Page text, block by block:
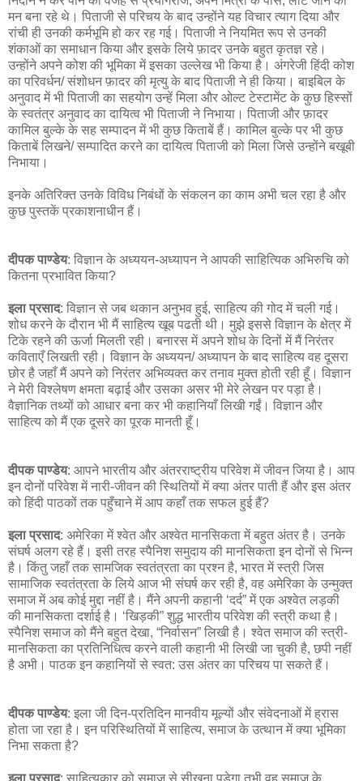
मन बना रहे थे। पिताजी से परिचय के बाद उन्होंने यह विचार त्याग दिया और
रांची ही उनकी कर्मभूमि हो कर रह गई। पिताजी ने नियमित रूप से उनकी
शंकाओं का समाधान किया और इसके लिये फ़ादर उनके बहुत कृतज्ञ रहे।
उन्होंने अपने कोश की भूमिका में इसका उल्लेख भी किया है। अंगरेजी हिंदी कोश
का परिवर्धन/ संशोधन फ़ादर की मृत्यु के बाद पिताजी ने ही किया। बाइबिल के
अनुवाद में भी पिताजी का सहयोग उन्हें मिला और ओल्ट टेस्टामेंट के कुछ हिस्सों
के स्वतंत्र अनुवाद का दायित्व भी पिताजी ने निभाया। पिताजी और फ़ादर
कामिल बुल्के के सह सम्पादन में भी कुछ किताबें हैं। कामिल बुल्के पर भी कुछ
किताबें लिखने/ सम्पादित करने का दायित्व पिताजी को मिला जिसे उन्होंने बखूबी
निभाया।
इनके अतिरिक्त उनके विविध निबंधों के संकलन का काम अभी चल रहा है और
कुछ पुस्तकें प्रकाशनाधीन हैं।
दीपक पाण्डेय: विज्ञान के अध्ययन-अध्यापन ने आपकी साहित्यिक अभिरुचि को
कितना प्रभावित किया?
इला प्रसाद: विज्ञान से जब थकान अनुभव हुई, साहित्य की गोद में चली गई।
शोध करने के दौरान भी मैं साहित्य खूब पढती थी। मुझे इससे विज्ञान के क्षेत्र में
टिके रहने की ऊर्जा मिलती रही। बनारस में अपने शोध के दिनों में मैं निरंतर
कविताएँ लिखती रही। विज्ञान के अध्ययन/ अध्यापन के बाद साहित्य वह दूसरा
छोर है जहाँ मैं अपने को निरंतर अभिव्यक्त कर तनाव मुक्त होती रही हूँ। विज्ञान
ने मेरी विश्लेषण क्षमता बढ़ाई और उसका असर भी मेरे लेखन पर पड़ा है।
वैज्ञानिक तथ्यों को आधार बना कर भी कहानियाँ लिखी गईं। विज्ञान और
साहित्य को मैं एक दूसरे का पूरक मानती हूँ।
दीपक पाण्डेय: आपने भारतीय और अंतरराष्ट्रीय परिवेश में जीवन जिया है। आप
इन दोनों परिवेश में नारी-जीवन की स्थितियों में क्या अंतर पाती हैं और इस अंतर
को हिंदी पाठकों तक पहुँचाने में आप कहाँ तक सफल हुई हैं?
इला प्रसाद: अमेरिका में श्वेत और अश्वेत मानसिकता में बहुत अंतर है। उनके
संघर्ष अलग रहे हैं। इसी तरह स्पैनिश समुदाय की मानसिकता इन दोनों से भिन्न
है। किंतु जहाँ तक सामजिक स्वतंत्रता का प्रश्न है, भारत में स्त्री जिस
सामाजिक स्वतंत्रता के लिये आज भी संघर्ष कर रही है, वह अमेरिका के उन्मुक्त
समाज में अब कोई मुद्दा नहीं है। मैंने अपनी कहानी ‘दर्द” में एक अश्वेत लड़की
की मानसिकता दर्शाई है। ‘खिड़की” शुद्ध भारतीय परिवेश की स्त्री कथा है।
स्पैनिश समाज को मैंने बहुत देखा, “निर्वासन” लिखी है। श्वेत समाज की स्त्री-
मानसिकता का प्रतिनिधित्व करने वाली कहानी भी लिखी जा चुकी है, छपी नहीं
है अभी। पाठक इन कहानियों से स्वत: उस अंतर का परिचय पा सकते हैं।
दीपक पाण्डेय: इला जी दिन-प्रतिदिन मानवीय मूल्यों और संवेदनाओं में ह्रास
होता जा रहा है। इन परिस्थितियों में साहित्य, समाज के उत्थान में क्या भूमिका
निभा सकता है?